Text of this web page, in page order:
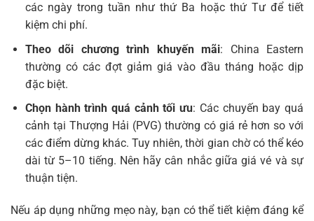
các ngày trong tuần như thứ Ba hoặc thứ Tư để tiết
kiệm chi phí.
Theo dõi chương trình khuyến mãi: China Eastern
thường có các đợt giảm giá vào đầu tháng hoặc dịp
đặc biệt.
Chọn hành trình quá cảnh tối ưu: Các chuyến bay quá
cảnh tại Thượng Hải (PVG) thường có giá rẻ hơn so với
các điểm dừng khác. Tuy nhiên, thời gian chờ có thể kéo
dài từ 5–10 tiếng. Nên hãy cân nhắc giữa giá vé và sự
thuận tiện.
Nếu áp dụng những mẹo này, bạn có thể tiết kiệm đáng kể